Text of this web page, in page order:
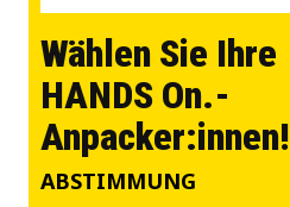
Wählen Sie Ihre
HANDS On.-
Anpacker:innen!
ABSTIMMUNG